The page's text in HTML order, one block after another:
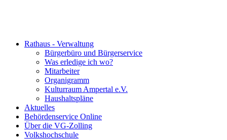
Rathaus - Verwaltung
Bürgerbüro und Bürgerservice
Was erledige ich wo?
Mitarbeiter
Organigramm
Kulturraum Ampertal e.V.
Haushaltspläne
Aktuelles
Behördenservice Online
Über die VG-Zolling
Volkshochschule